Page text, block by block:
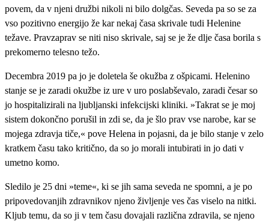
povem, da v njeni družbi nikoli ni bilo dolgčas. Seveda pa so se za
vso pozitivno energijo že kar nekaj časa skrivale tudi Helenine
težave. Pravzaprav se niti niso skrivale, saj se je že dlje časa borila s
prekomerno telesno težo.
Decembra 2019 pa jo je doletela še okužba z ošpicami. Helenino
stanje se je zaradi okužbe iz ure v uro poslabševalo, zaradi česar so
jo hospitalizirali na ljubljanski infekcijski kliniki. »Takrat se je moj
sistem dokončno porušil in zdi se, da je šlo prav vse narobe, kar se
mojega zdravja tiče,« pove Helena in pojasni, da je bilo stanje v zelo
kratkem času tako kritično, da so jo morali intubirati in jo dati v
umetno komo.
Sledilo je 25 dni »teme«, ki se jih sama seveda ne spomni, a je po
pripovedovanjih zdravnikov njeno življenje ves čas viselo na nitki.
Kljub temu, da so ji v tem času dovajali različna zdravila, se njeno